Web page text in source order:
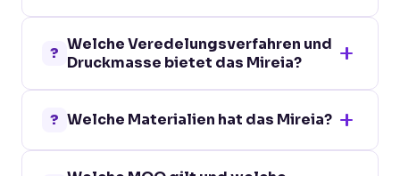
(216 g, A5 21 x 14,1 cm) ist FSC-zertifiziert
mit 80 Blatt und Innenfach. Das Dita
Original (117 g, A6 14,1 x 9 cm) ist
kompakter Pocket-Format mit 96 Blatt. Für
Mitnahme das Dita.
? Welche Veredelungsverfahren und
Druckmasse bietet das Mireia?
Verfahren: Siebdruck einfarbig (90 x 180
? Welche Materialien hat das Mireia?